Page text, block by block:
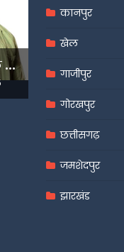
इ
ंडस्ट्री को पता है कि मैं कहीं नहीं जाने वाला-अरशद वारसी
कानपुर
खेल
गाजीपुर
गोरखपुर
छत्तीसगढ़
जमशेदपुर
झारखंड